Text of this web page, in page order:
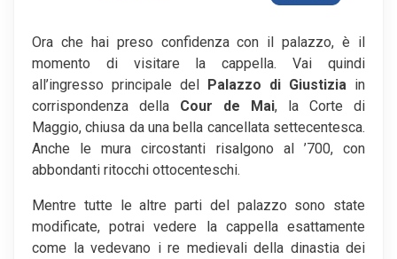
Ora che hai preso confidenza con il palazzo, è il
momento di visitare la cappella. Vai quindi
all’ingresso principale del Palazzo di Giustizia in
corrispondenza della Cour de Mai, la Corte di
Maggio, chiusa da una bella cancellata settecentesca.
Anche le mura circostanti risalgono al ’700, con
abbondanti ritocchi ottocenteschi.
Mentre tutte le altre parti del palazzo sono state
modificate, potrai vedere la cappella esattamente
come la vedevano i re medievali della dinastia dei